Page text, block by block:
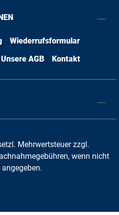
Wiederrufsformular
Unsere AGB Kontakt
Mehrwertsteuer zzgl.
wenn nicht
angegeben.